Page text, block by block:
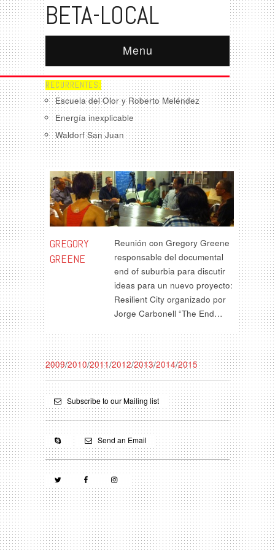
BETA-LOCAL
Menu
RECURRENTES:
Escuela del Olor y Roberto Meléndez
Energía inexplicable
Waldorf San Juan
GREGORY
GREENE
Reunión con Gregory Greene
responsable del documental
end of suburbia para discutir
ideas para un nuevo proyecto:
Resilient City organizado por
Jorge Carbonell “The End…
2009/2010/2011/2012/2013/2014/2015
Subscribe to our Mailing list
Send an Email